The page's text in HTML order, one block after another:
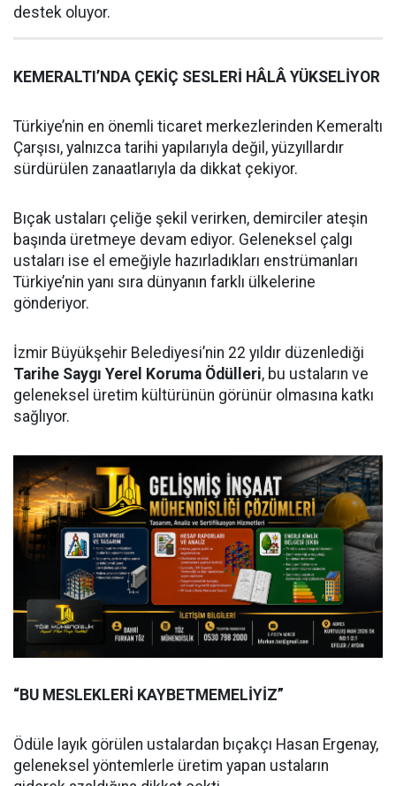
destek oluyor.
KEMERALTI’NDA ÇEKİÇ SESLERİ HÂLÂ YÜKSELİYOR
Türkiye’nin en önemli ticaret merkezlerinden Kemeraltı
Çarşısı, yalnızca tarihi yapılarıyla değil, yüzyıllardır
sürdürülen zanaatlarıyla da dikkat çekiyor.
Bıçak ustaları çeliğe şekil verirken, demirciler ateşin
başında üretmeye devam ediyor. Geleneksel çalgı
ustaları ise el emeğiyle hazırladıkları enstrümanları
Türkiye’nin yanı sıra dünyanın farklı ülkelerine
gönderiyor.
İzmir Büyükşehir Belediyesi’nin 22 yıldır düzenlediği
Tarihe Saygı Yerel Koruma Ödülleri, bu ustaların ve
geleneksel üretim kültürünün görünür olmasına katkı
sağlıyor.
“BU MESLEKLERİ KAYBETMEMELİYİZ”
Ödüle layık görülen ustalardan bıçakçı Hasan Ergenay,
geleneksel yöntemlerle üretim yapan ustaların